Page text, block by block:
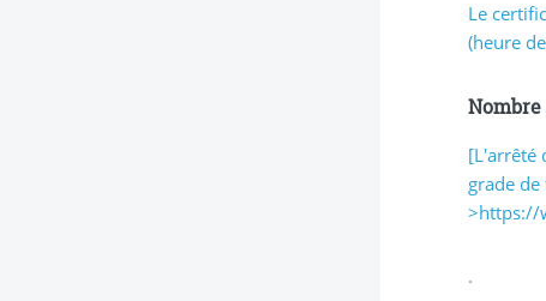
Le
(heure
[L'arrêté
grade
>https://
.